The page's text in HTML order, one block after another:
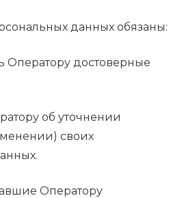
данных обязаны:
Оператору достоверные
об уточнении
своих
Оператору